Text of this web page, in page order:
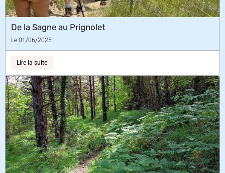
De la Sagne au Prignolet
Le 01/06/2025
Lire la suite